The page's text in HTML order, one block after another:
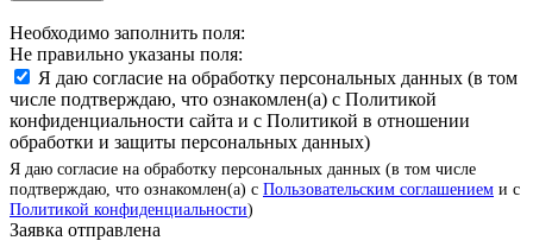
Необходимо заполнить поля:
Не правильно указаны поля:
Я даю согласие на обработку персональных данных (в том
числе подтверждаю, что ознакомлен(а) с Политикой
конфиденциальности сайта и с Политикой в отношении
обработки и защиты персональных данных)
Я даю согласие на обработку персональных данных (в том числе
подтверждаю, что ознакомлен(а) с Пользовательским соглашением и с
Политикой конфиденциальности)
Заявка отправлена